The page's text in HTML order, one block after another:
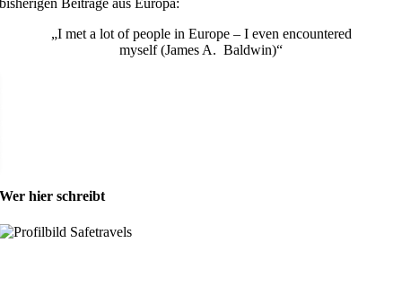
bisherigen Beiträge aus Europa:
„I met a lot of people in Europe – I even encountered
myself (James A. Baldwin)“
Wer hier schreibt